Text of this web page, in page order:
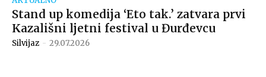
Stand up komedija ‘Eto tak.’ zatvara prvi
Kazališni ljetni festival u Đurđevcu
Silvijaz - 29.07.2026